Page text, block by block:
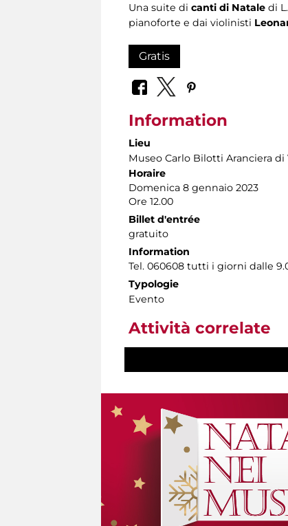
Una suite di canti di Natale di
pianoforte e dai violinisti
Gratis
Information
Lieu
Museo Carlo Bilotti Aranciera di
Horaire
Domenica 8 gennaio 2023
Ore 12.00
Billet d'entrée
gratuito
Information
Tel. 060608 tutti i giorni dalle
Typologie
Evento
Attività correlate